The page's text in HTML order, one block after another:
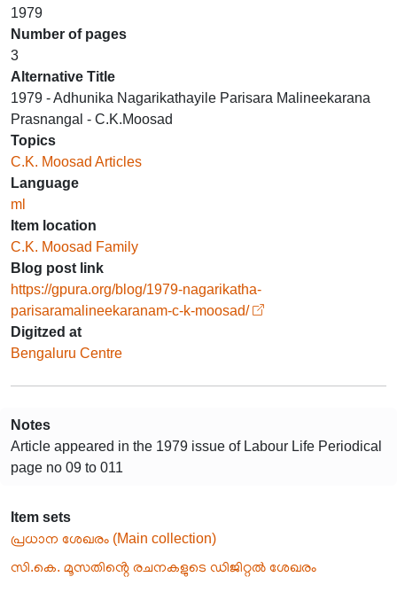
1979
Number of pages
3
Alternative Title
1979 - Adhunika Nagarikathayile Parisara Malineekarana
Prasnangal - C.K.Moosad
Topics
C.K. Moosad Articles
Language
ml
Item location
C.K. Moosad Family
Blog post link
https://gpura.org/blog/1979-nagarikatha-
parisaramalineekaranam-c-k-moosad/
Digitzed at
Bengaluru Centre
Notes
Article appeared in the 1979 issue of Labour Life Periodical
page no 09 to 011
Item sets
പ്രധാന ശേഖരം (Main collection)
സി.കെ. മൂസതിൻ്റെ രചനകളുടെ ഡിജിറ്റൽ ശേഖരം